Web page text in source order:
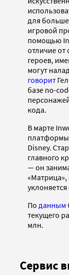
для
игровой
помощью
отличие от
героев,
могут
говорит
базе no-
кода.
В марте
платформы
Disney.
главного
— он
«Матрица»,
уклоняется
По данным
текущего
млн.
Сервис